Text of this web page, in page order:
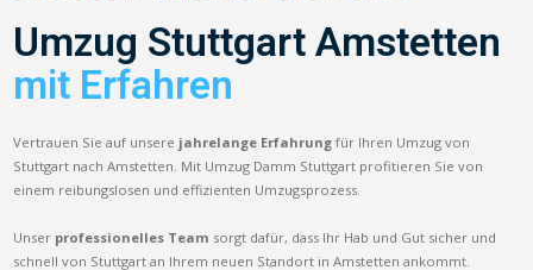
Umzug Stuttgart Amstetten
mit Erfahren
Vertrauen Sie auf unsere jahrelange Erfahrung für Ihren Umzug von
Stuttgart nach Amstetten. Mit Umzug Damm Stuttgart profitieren Sie von
einem reibungslosen und effizienten Umzugsprozess.
Unser professionelles Team sorgt dafür, dass Ihr Hab und Gut sicher und
schnell von Stuttgart an Ihrem neuen Standort in Amstetten ankommt.